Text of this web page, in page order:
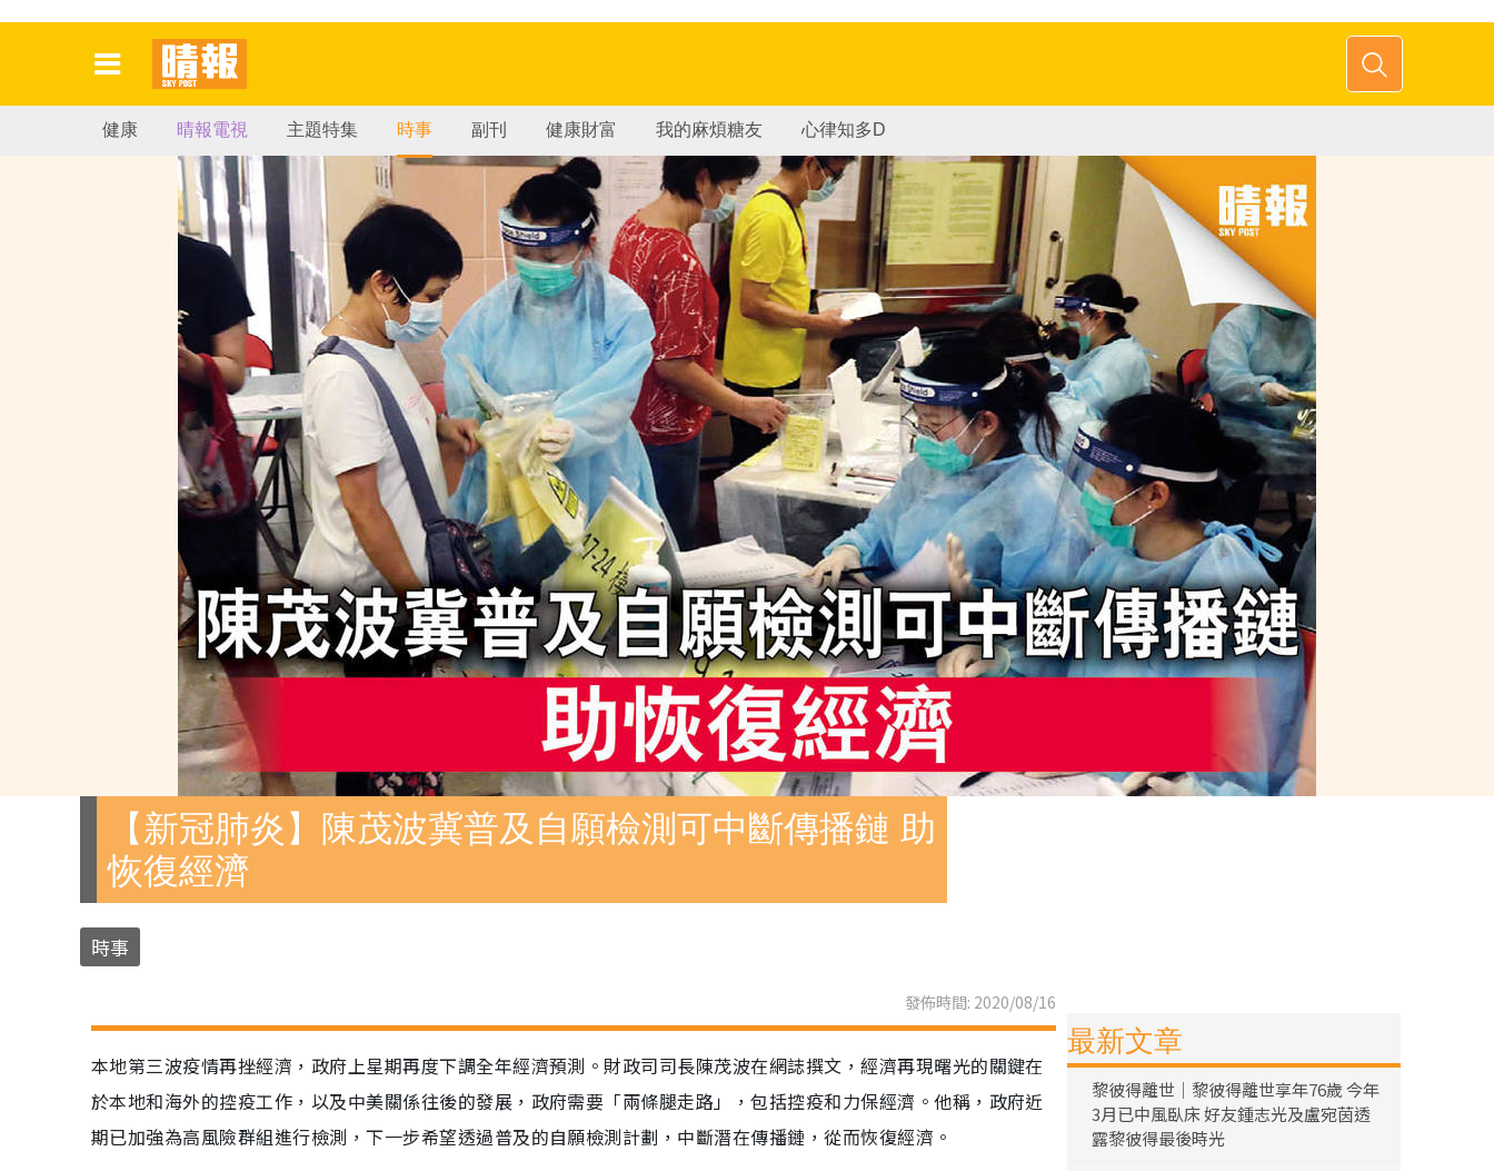
健康 晴報電視 主題特集 時事 副刊 健康財富 我的麻煩糖友 心律知多D
【新冠肺炎】陳茂波冀普及自願檢測可中斷傳播鏈 助
恢復經濟
時事
發佈時間: 2020/08/16
本地第三波疫情再挫經濟，政府上星期再度下調全年經濟預測。財政司司長陳茂波在網誌撰文，經濟再現曙光的關鍵在
於本地和海外的控疫工作，以及中美關係往後的發展，政府需要「兩條腿走路」，包括控疫和力保經濟。他稱，政府近
期已加強為高風險群組進行檢測，下一步希望透過普及的自願檢測計劃，中斷潛在傳播鏈，從而恢復經濟。
最新文章
黎彼得離世｜黎彼得離世享年76歲 今年
3月已中風臥床 好友鍾志光及盧宛茵透
露黎彼得最後時光